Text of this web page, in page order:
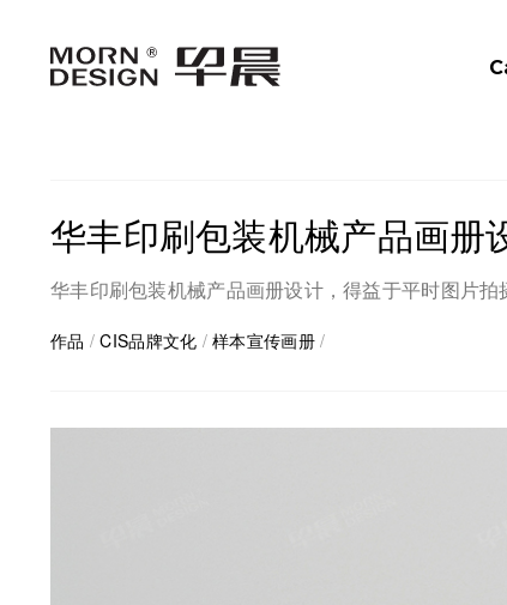
华丰印刷包装机械产品画册
华丰印刷包装机械产品画册设计，得益于平时图片拍
作品 /CIS品牌文化 /样本宣传画册/